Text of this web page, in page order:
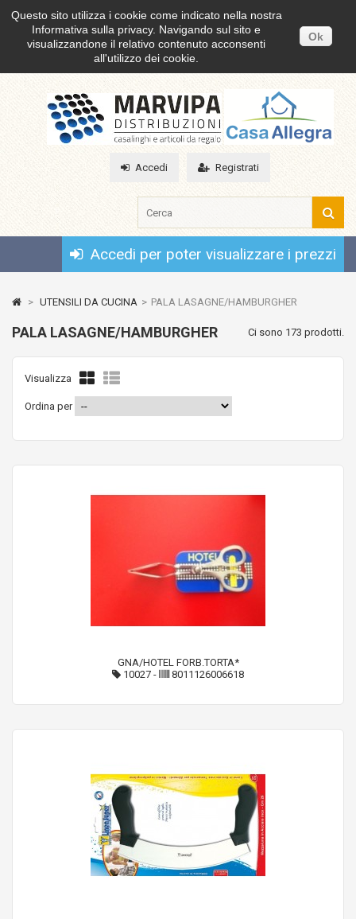
Questo sito utilizza i cookie come indicato nella nostra
Informativa sulla privacy. Navigando sul sito e
visualizzandone il relativo contenuto acconsenti
all'utilizzo dei cookie.
Ok
Accedi Registrati
Accedi per poter visualizzare i prezzi
> UTENSILI DA CUCINA > PALA LASAGNE/HAMBURGHER
PALA LASAGNE/HAMBURGHER Ci sono 173 prodotti.
Visualizza
Ordina per
GNA/HOTEL FORB.TORTA*
10027 - 8011126006618